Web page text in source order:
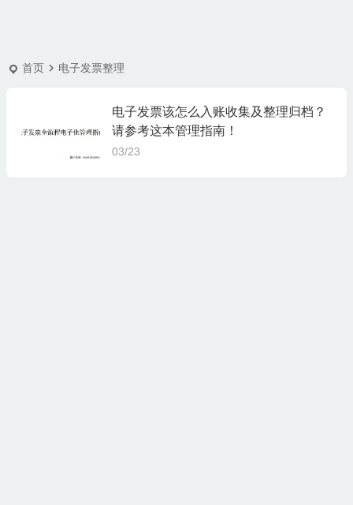
首页 电子发票整理
电子发票该怎么入账收集及整理归档？
请参考这本管理指南！
03/23